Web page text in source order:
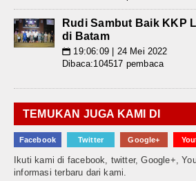
Rudi Sambut Baik KKP
di Batam
📅 19:06:09 | 24 Mei 2022
Dibaca:104517 pembaca
TEMUKAN JUGA KAMI DI
Facebook Twitter Google+
Ikuti kami di facebook, twitter, Google+,
informasi terbaru dari kami.